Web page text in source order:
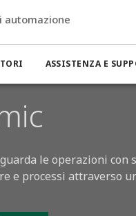
automazione
ASSISTENZA E
le operazioni
e processi attraverso